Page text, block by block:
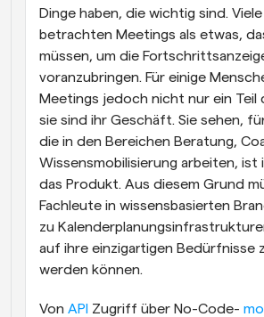
Dynamische Gruppenlinks
Nahtlos Meetings mit mehreren
Webhooks
Erhalten Sie eine
passiert
Dinge haben, die wichtig sind.
betrachten Meetings als etwas,
müssen, um die
voranzubringen. Für einige
Meetings jedoch nicht nur ein Teil
sie sind ihr Geschäft. Sie sehen,
die in den Bereichen Beratung,
Wissensmobilisierung arbeiten, ist
das Produkt. Aus diesem Grund
Fachleute in wissensbasierten
zu
auf ihre einzigartigen Bedürfnisse
werden können.
Von API Zugriff über No-Code-